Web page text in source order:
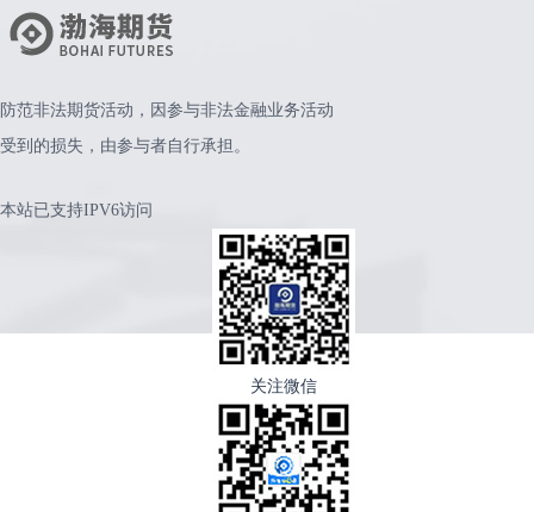
防范非法期货活动，因参与非法金融业务活动
受到的损失，由参与者自行承担。
本站已支持IPV6访问
关注微信